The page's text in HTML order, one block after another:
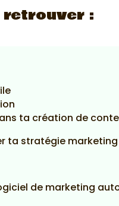
retrouver :
ta création de
ta stratégie
de marketing